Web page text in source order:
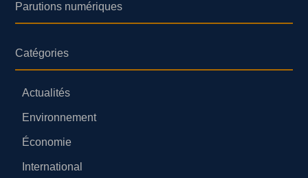
Parutions numériques
Catégories
Actualités
Environnement
Économie
International